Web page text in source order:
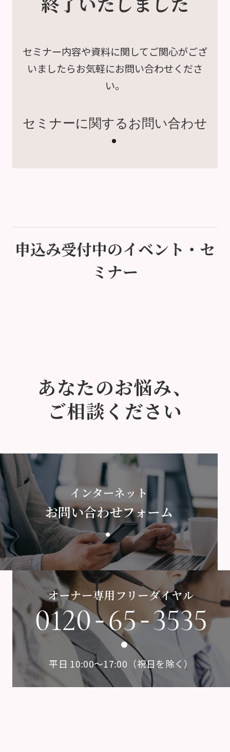
セミナー内容や資料に関してご関心がござ
いましたらお気軽にお問い合わせくださ
い。
セミナーに関するお問い合わせ
申込み受付中のイベント・セ
ミナー
あなたのお悩み、
ご相談ください
インターネット
お問い合わせフォーム
オーナー専用フリーダイヤル
0120-65-3535
平日 10:00〜17:00（祝日を除く）